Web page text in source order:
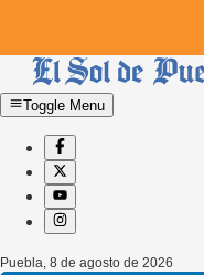
Toggle Menu
Puebla 8 de agosto de 2026